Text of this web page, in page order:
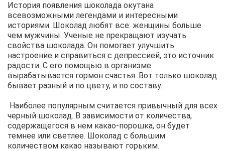
История появления шоколада окутана
всевозможными легендами и интересными
историями. Шоколад любят все: женщины больше
чем мужчины. Ученые не прекращают изучать
свойства шоколада. Он помогает улучшить
настроение и справиться с депрессией, это источник
радости. С его помощью в организме
вырабатывается гормон счастья. Вот только шоколад
бывает разный и по цвету, и по составу.
Наиболее популярным считается привычный для всех
черный шоколад. В зависимости от количества,
содержащегося в нем какао-порошка, он будет
темнее или светлее. Шоколад с большим
количеством какао называют горьким.